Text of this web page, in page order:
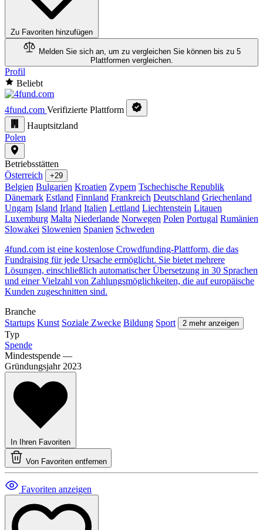
Zu Favoriten hinzufügen
Melden Sie sich an, um zu vergleichen Sie können bis zu 5
Plattformen vergleichen.
Profil
Beliebt
4fund.com Verifizierte Plattform
Hauptsitzland
Polen
Betriebsstätten
Österreich
+29
Belgien Bulgarien Kroatien Zypern Tschechische Republik
Dänemark Estland Finnland Frankreich Deutschland Griechenland
Ungarn Island Irland Italien Lettland Liechtenstein Litauen
Luxemburg Malta Niederlande Norwegen Polen Portugal Rumänien
Slowakei Slowenien Spanien Schweden
4fund.com ist eine kostenlose Crowdfunding-Plattform, die das
Fundraising für jede Ursache ermöglicht. Sie bietet mehrere
Lösungen, einschließlich automatischer Übersetzung in 30 Sprachen
und einer Vielzahl von Zahlungsmöglichkeiten, die auf europäische
Kunden zugeschnitten sind.
Branche
Startups Kunst Soziale Zwecke Bildung Sport 2 mehr anzeigen
Typ
Spende
Mindestspende —
Gründungsjahr 2023
In Ihren Favoriten
Von Favoriten entfernen
Favoriten anzeigen